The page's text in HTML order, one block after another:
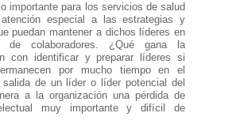
importante para los servicios de salud
especial a las estrategias y
puedan mantener a dichos líderes en
de colaboradores. ¿Qué gana la
con identificar y preparar líderes si
por mucho tiempo en el
salida de un líder o líder potencial del
a la organización una pérdida de
muy importante y difícil de